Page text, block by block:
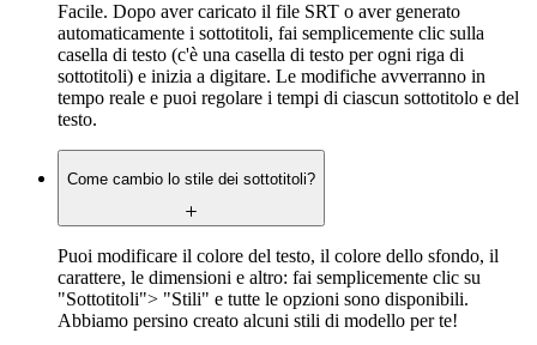
Facile. Dopo aver caricato il file SRT o aver generato
automaticamente i sottotitoli, fai semplicemente clic sulla
casella di testo (c'è una casella di testo per ogni riga di
sottotitoli) e inizia a digitare. Le modifiche avverranno in
tempo reale e puoi regolare i tempi di ciascun sottotitolo e del
testo.
Come cambio lo stile dei sottotitoli?
Puoi modificare il colore del testo, il colore dello sfondo, il
carattere, le dimensioni e altro: fai semplicemente clic su
"Sottotitoli"> "Stili" e tutte le opzioni sono disponibili.
Abbiamo persino creato alcuni stili di modello per te!